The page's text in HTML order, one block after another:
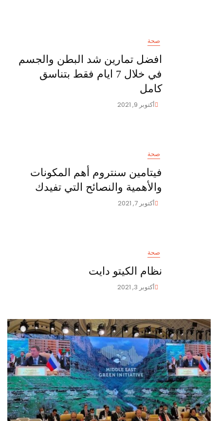
صحة
افضل تمارين شد البطن والجسم
في خلال 7 ايام فقط بتناسق
كامل
أكتوبر 9, 2021
صحة
فيتامين سنتروم أهم المكونات
والأهمية والنصائح التي تفيدك
أكتوبر 7, 2021
صحة
نظام الكيتو دايت
أكتوبر 3, 2021